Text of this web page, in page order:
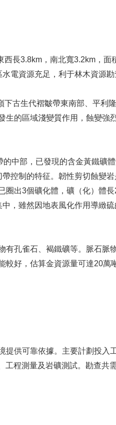
3.8km，南北寬3.2km，面
電資源充足，利于林木資源勘
古生代褶皺帶東南部、平利
的區域淺變質作用，蝕變強
中部，已發現的含金黃鐵礦體
控制的特征。韌性剪切蝕變
圈出3個礦化體，礦（化）體
，雖然因地表風化作用導緻
孔雀石、褐鐵礦等。脈石脈
好，估算金資源量可達20萬
供可靠依據。主要計劃投入
程測量及岩礦測試。勘查共